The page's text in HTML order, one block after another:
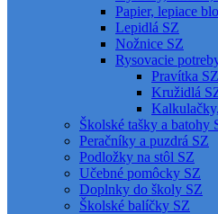
Papier, lepiace
Lepidlá SZ
Nožnice SZ
Rysovacie
Pravítka SZ
Kružidlá
Školské tašky a batohy
Peračníky a puzdrá SZ
Podložky na stôl SZ
Učebné pomôcky SZ
Doplnky do školy SZ
Školské balíčky SZ